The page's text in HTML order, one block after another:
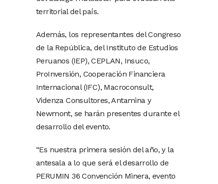
territorial del país.
Además, los representantes del Congreso
de la República, del Instituto de Estudios
Peruanos (IEP), CEPLAN, Insuco,
ProInversión, Cooperación Financiera
Internacional (IFC), Macroconsult,
Videnza Consultores, Antamina y
Newmont, se harán presentes durante el
desarrollo del evento.
“Es nuestra primera sesión del año, y la
antesala a lo que será el desarrollo de
PERUMIN 36 Convención Minera, evento